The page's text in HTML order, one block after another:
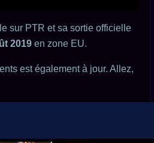
sur PTR et sa sortie officielle
2019 en zone EU.
est également à jour. Allez,